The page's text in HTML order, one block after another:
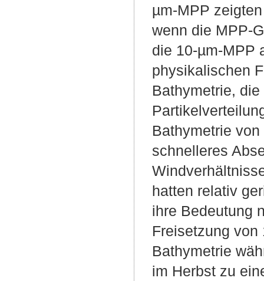
µm-MPP
wenn die MPP-
die 10-µm-MPP
physikalischen
Bathymetrie,
Bathymetrie
schnelleres
hatten relativ
ihre Bedeutung
Freisetzung
Bathymetrie
im Herbst zu